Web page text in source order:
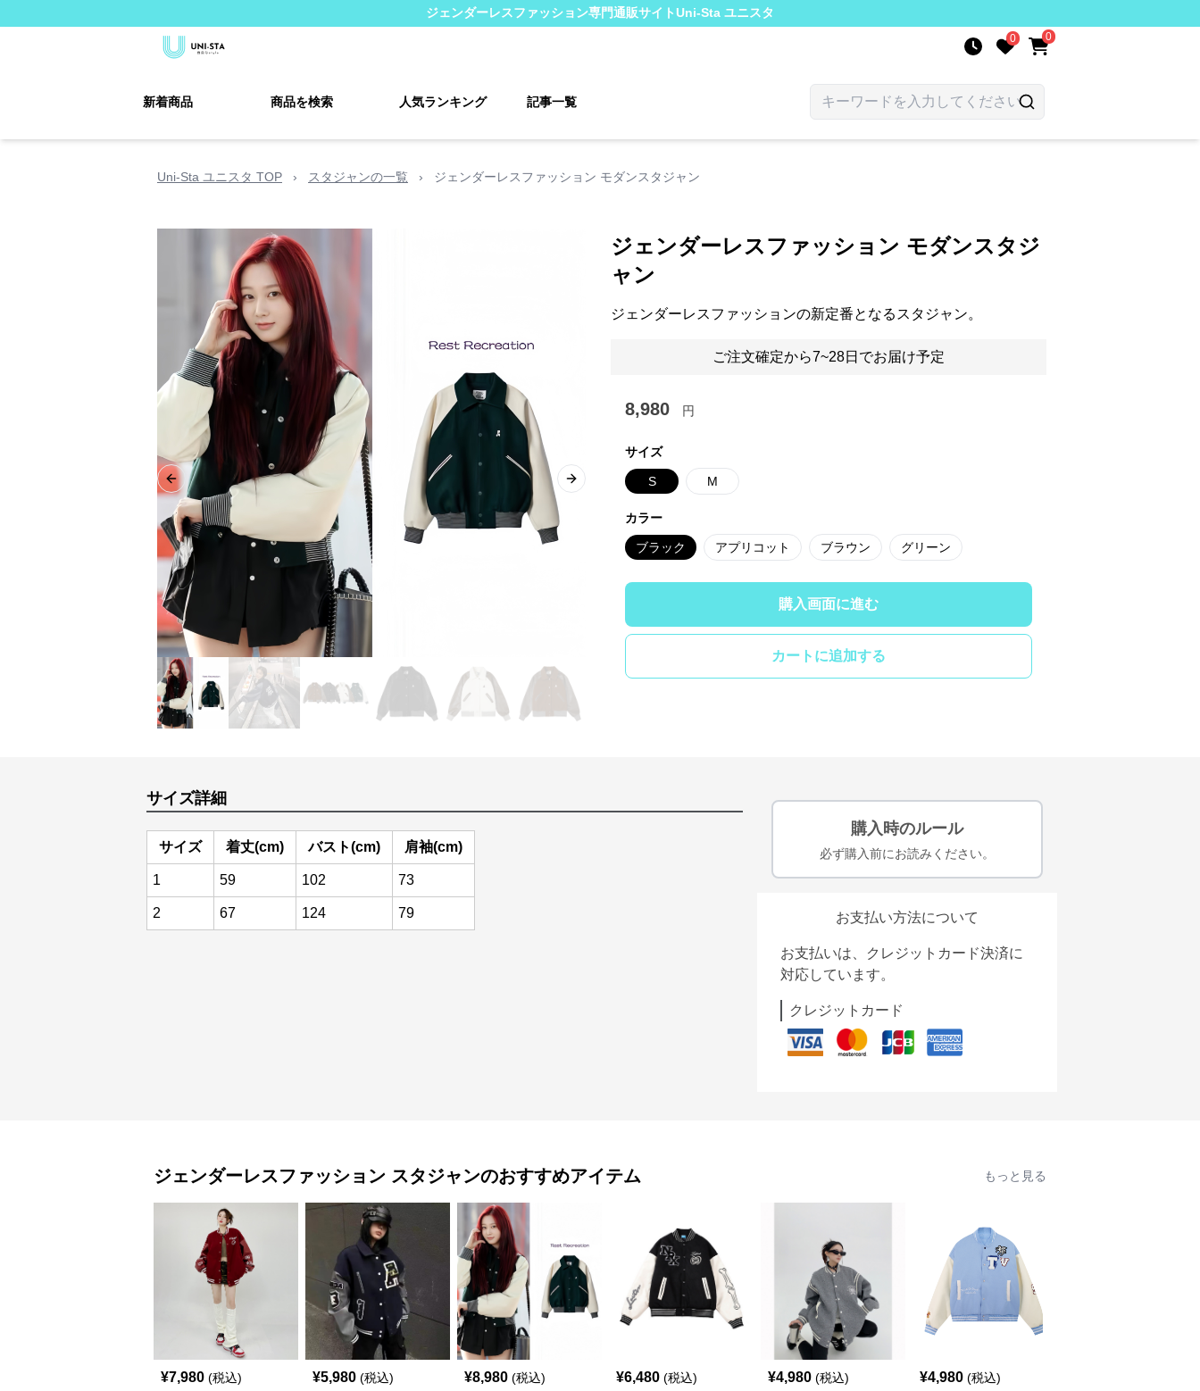
ジェンダーレスファッション専門通販サイトUni-Sta ユニスタ
0 0
新着商品 商品を検索 人気ランキング 記事一覧
Uni-Sta ユニスタ TOP › スタジャンの一覧 › ジェンダーレスファッション モダンスタジャン
Previous slide Next slide
ジェンダーレスファッション モダンスタジ
ャン
ジェンダーレスファッションの新定番となるスタジャン。
ご注文確定から7~28日でお届け予定
8,980 円
サイズ
S M
カラー
ブラック アプリコット ブラウン グリーン
購入画面に進む
カートに追加する
サイズ詳細
サイズ 着丈(cm) バスト(cm) 肩袖(cm)
1 59 102 73
2 67 124 79
購入時のルール
必ず購入前にお読みください。
お支払い方法について
お支払いは、クレジットカード決済に
対応しています。
クレジットカード
ジェンダーレスファッション スタジャンのおすすめアイテム もっと見る
¥7,980 (税込) ¥5,980 (税込) ¥8,980 (税込) ¥6,480 (税込) ¥4,980 (税込)
¥4,980 (税込)